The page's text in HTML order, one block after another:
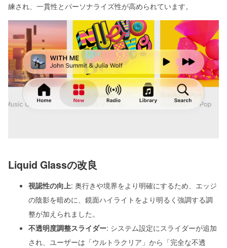
練され、一貫性とパーソナライズ性が高められています。
Liquid Glassの改良
視認性の向上: 奥行きや境界をより明確にするため、エッジ
の陰影を暗めに、鏡面ハイライトをより明るく強調する調
整が加えられました。
不透明度調整スライダー: システム設定にスライダーが追加
され、ユーザーは「ウルトラクリア」から「完全な不透